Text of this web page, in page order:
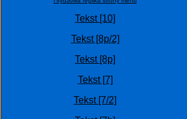
Tekst [10]
Tekst [8p/2]
Tekst [8p]
Tekst [7]
Tekst [7/2]